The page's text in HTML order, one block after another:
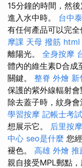
15分鐘的時間，然
進入水中時。 台中
有任何產品可以完
摩課 天母 撥筋 html
離陽光。 全身按摩
體內的維生素D合成
關鍵。 整脊 外燴 新
保護的紫外線輻射會
除去蓋子時，紋身會
學習按摩 記帳士考試
想展示它。 后里按摩
中心 seo是什麼 您
褪色。 高雄 外燴 推
親自接受MPL郵點